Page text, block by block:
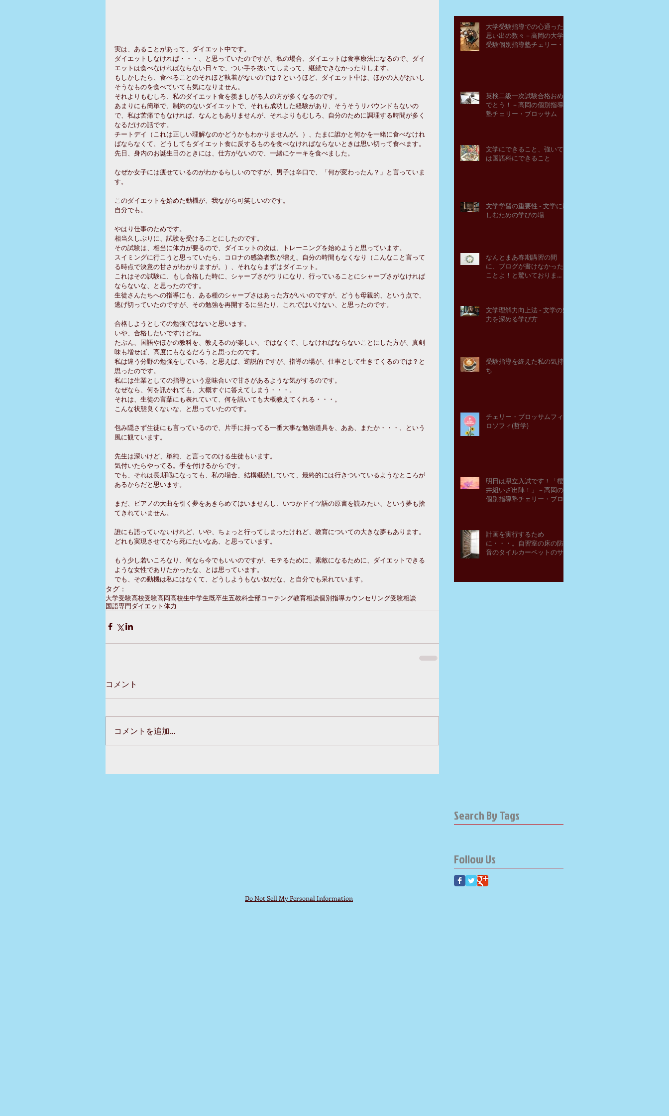
実は、あることがあって、ダイエット中です。
ダイエットしなければ・・・、と思っていたのですが、私の場合、ダイエットは食事療法になるので、ダイ
エットは食べなければならない日々で、つい手を抜いてしまって、継続できなかったりします。
もしかしたら、食べることのそれほど執着がないのでは？というほど、ダイエット中は、ほかの人がおいし
そうなものを食べていても気になりません。
それよりもむしろ、私のダイエット食を羨ましがる人の方が多くなるのです。
あまりにも簡単で、制約のないダイエットで、それも成功した経験があり、そうそうリバウンドもないの
で、私は苦痛でもなければ、なんともありませんが、それよりもむしろ、自分のために調理する時間が多く
なるだけの話です。
チートデイ（これは正しい理解なのかどうかもわかりませんが。）、たまに誰かと何かを一緒に食べなけれ
ばならなくて、どうしてもダイエット食に反するものを食べなければならないときは思い切って食べます。
先日、身内のお誕生日のときには、仕方がないので、一緒にケーキを食べました。
なぜか女子には痩せているのがわかるらしいのですが、男子は辛口で、「何が変わったん？」と言っていま
す。
このダイエットを始めた動機が、我ながら可笑しいのです。
自分でも。
やはり仕事のためです。
相当久しぶりに、試験を受けることにしたのです。
その試験は、相当に体力が要るので、ダイエットの次は、トレーニングを始めようと思っています。
スイミングに行こうと思っていたら、コロナの感染者数が増え、自分の時間もなくなり（こんなこと言って
る時点で決意の甘さがわかりますが。）、それならまずはダイエット。
これはその試験に、もし合格した時に、シャープさがウリになり、行っていることにシャープさがなければ
ならないな、と思ったのです。
生徒さんたちへの指導にも、ある種のシャープさはあった方がいいのですが、どうも母親的、という点で、
逃げ切っていたのですが、その勉強を再開するに当たり、これではいけない、と思ったのです。
合格しようとしての勉強ではないと思います。
いや、合格したいですけどね。
たぶん、国語やほかの教科を、教えるのが楽しい、ではなくて、しなければならないことにした方が、真剣
味も増せば、高度にもなるだろうと思ったのです。
私は違う分野の勉強をしている、と思えば、逆説的ですが、指導の場が、仕事として生きてくるのでは？と
思ったのです。
私には生業としての指導という意味合いで甘さがあるような気がするのです。
なぜなら、何を訊かれても、大概すぐに答えてしまう・・・。
それは、生徒の言葉にも表れていて、何を訊いても大概教えてくれる・・・。
こんな状態良くないな、と思っていたのです。
包み隠さず生徒にも言っているので、片手に持ってる一番大事な勉強道具を、ああ、またか・・・、という
風に観ています。
先生は深いけど、単純、と言ってのける生徒もいます。
気付いたらやってる。手を付けるからです。
でも、それは長期戦になっても、私の場合、結構継続していて、最終的には行きついているようなところが
あるからだと思います。
まだ、ピアノの大曲を引く夢をあきらめてはいませんし、いつかドイツ語の原書を読みたい、という夢も捨
てきれていません。
誰にも語っていないけれど、いや、ちょっと行ってしまったけれど、教育についての大きな夢もあります。
どれも実現させてから死にたいなあ、と思っています。
もう少し若いころなり、何なら今でもいいのですが、モテるために、素敵になるために、ダイエットできる
ような女性でありたかったな、とは思っています。
でも、その動機は私にはなくて、どうしようもない奴だな、と自分でも呆れています。
タグ：
大学受験高校受験高岡高校生中学生既卒生五教科全部コーチング教育相談個別指導カウンセリング受験相談
国語専門ダイエット体力
コメント
コメントを追加…
大学受験指導での心通った
思い出の数々－高岡の大学
受験個別指導塾チェリー・
英検二級一次試験合格おめ
でとう！－高岡の個別指導
塾チェリー・ブロッサム
文学にできること、強いて
は国語科にできること
文学学習の重要性 - 文学に親
しむための学びの場
なんとまあ春期講習の間
に、ブログが書けなかった
ことよ！と驚いておりま
文学理解力向上法 - 文学の魅
力を深める学び方
受験指導を終えた私の気持
ち
チェリー・ブロッサムフィ
ロソフィ(哲学)
明日は県立入試です！「櫻
井組いざ出陣！」－高岡の
個別指導塾チェリー・ブロ
計画を実行するため
に・・・。自習室の床の防
音のタイルカーペットのサ
Search By Tags
Follow Us
Do Not Sell My Personal Information